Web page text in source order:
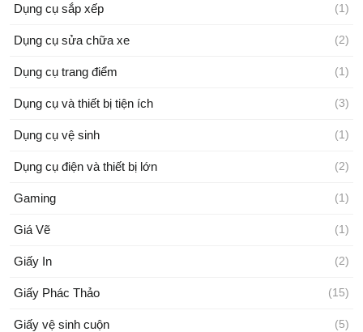
Dụng cụ sắp xếp (1)
Dụng cụ sửa chữa xe (2)
Dụng cụ trang điểm (1)
Dụng cụ và thiết bị tiện ích (3)
Dụng cụ vệ sinh (1)
Dụng cụ điện và thiết bị lớn (2)
Gaming (1)
Giá Vẽ (1)
Giấy In (2)
Giấy Phác Thảo (15)
Giấy vệ sinh cuộn (5)